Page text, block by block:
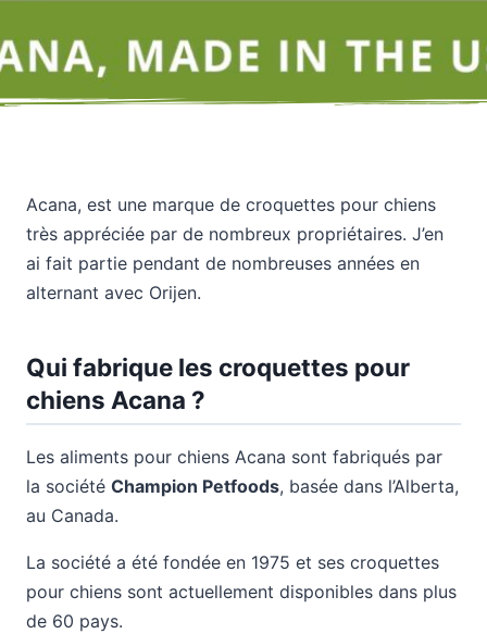
Acana, est une marque de croquettes pour chiens
très appréciée par de nombreux propriétaires. J’en
ai fait partie pendant de nombreuses années en
alternant avec Orijen.
Qui fabrique les croquettes pour
chiens Acana ?
Les aliments pour chiens Acana sont fabriqués par
la société Champion Petfoods, basée dans l’Alberta,
au Canada.
La société a été fondée en 1975 et ses croquettes
pour chiens sont actuellement disponibles dans plus
de 60 pays.